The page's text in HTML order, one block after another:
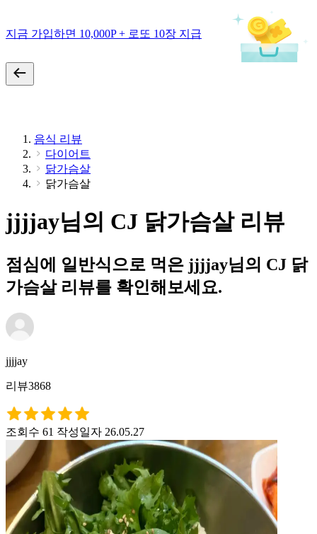
지금 가입하면 10,000P + 로또 10장 지급
음식 리뷰
다이어트
닭가슴살
닭가슴살
jjjjay님의 CJ 닭가슴살 리뷰
점심에 일반식으로 먹은 jjjjay님의 CJ 닭
가슴살 리뷰를 확인해보세요.
jjjjay
리뷰3868
조회수 61 작성일자 26.05.27